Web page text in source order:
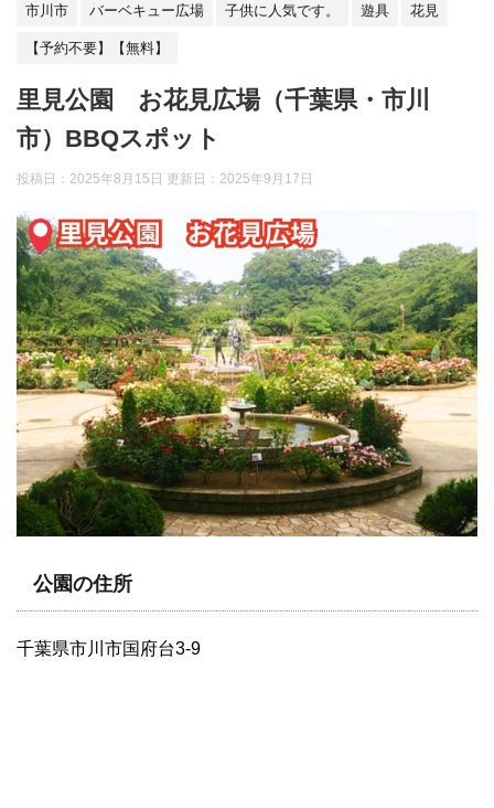
市川市 バーベキュー広場 子供に人気です。 遊具 花見
【予約不要】【無料】
里見公園 お花見広場（千葉県・市川
市）BBQスポット
投稿日：2025年8月15日 更新日： 2025年9月17日
公園の住所
千葉県市川市国府台3-9